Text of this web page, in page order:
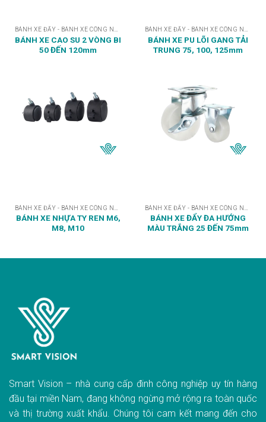
BÁNH XE CAO SU 2 VÒNG BI
50 ĐẾN 120mm
BÁNH XE PU LÕI GANG TẢI
TRUNG 75, 100, 125mm
BÁNH XE NHỰA TY REN M6,
M8, M10
BÁNH XE ĐẨY ĐA HƯỚNG
MÀU TRẮNG 25 ĐẾN 75mm
Smart Vision – nhà cung cấp đinh công nghiệp uy tín hàng
đầu tại miền Nam, đang không ngừng mở rộng ra toàn quốc
và thị trường xuất khẩu. Chúng tôi cam kết mang đến cho